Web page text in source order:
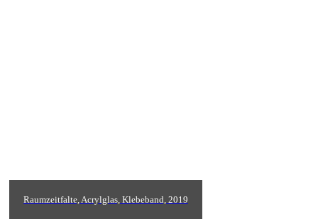
Raumzeitfalte, Acrylglas, Klebeband, 2019